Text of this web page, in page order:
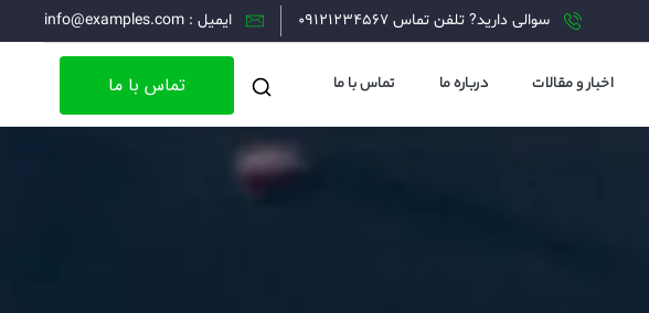
سوالی دارید? تلفن تماس 09121234567 ایمیل : info@examples.com
اخبار و مقالات درباره ما تماس با ما تماس با ما